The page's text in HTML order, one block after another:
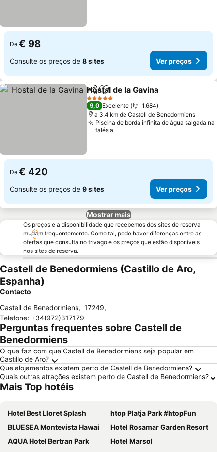
De € 98
Consulte os preços de 8 sites Ver preços
PartilharAdicionar aos favoritos
Hostal de la Gavina
5 Estrelas
9,0 Excelente
1.684
a 3.4 km de Castell de Benedormiens
Piscina de borda infinita de água salgada na
falésia
De € 420
Consulte os preços de 9 sites Ver preços
Mostrar mais
Os preços e a disponibilidade que recebemos dos sites de reserva
mudam frequentemente. Como tal, pode haver diferenças entre as
ofertas que consulta no trivago e os preços que estão disponíveis
nos sites de reserva.
Castell de Benedormiens (Castillo de Aro,
Espanha)
Contacto
Castell de Benedormiens, 17249,
Telefone: +34(972)817179
Perguntas frequentes sobre Castell de
Benedormiens
O que faz com que Castell de Benedormiens seja popular em
Castillo de Aro?
Que alojamentos existem perto de Castell de Benedormiens?
Quais outras atrações existem perto de Castell de Benedormiens?
Mais Top hotéis
Hotel Best Lloret Splash
htop Platja Park #htopFun
BLUESEA Montevista Hawai
Hotel Rosamar Garden Resort
AQUA Hotel Bertran Park
Hotel Marsol